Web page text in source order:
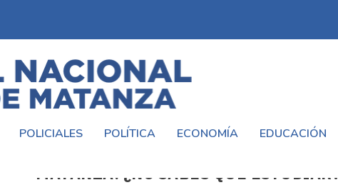
POLICIALES POLÍTICA ECONOMÍA EDUCACIÓN
MATANZA: ¿NO SABES QUÉ ESTUDIAR?